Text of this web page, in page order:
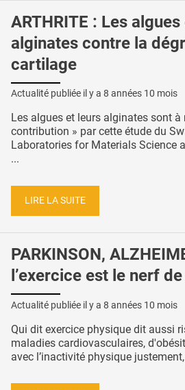
ARTHRITE : Les
alginates contre la
cartilage
Actualité publiée il y a 8 années 10 mois
Les algues et leurs alginates sont à
contribution » par cette étude du
Laboratories for Materials Science
...
LIRE LA SUITE
PARKINSON,
l’exercice est le nerf
Actualité publiée il y a 8 années 10 mois
Qui dit exercice physique dit aussi
maladies cardiovasculaires,
avec l’inactivité physique